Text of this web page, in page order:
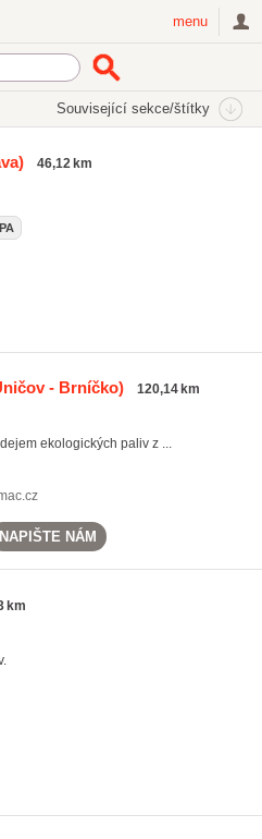
menu
Související sekce/štítky
46,12 km
- Brníčko) 120,14 km
ekologických paliv z ...
NAPIŠTE NÁM
km